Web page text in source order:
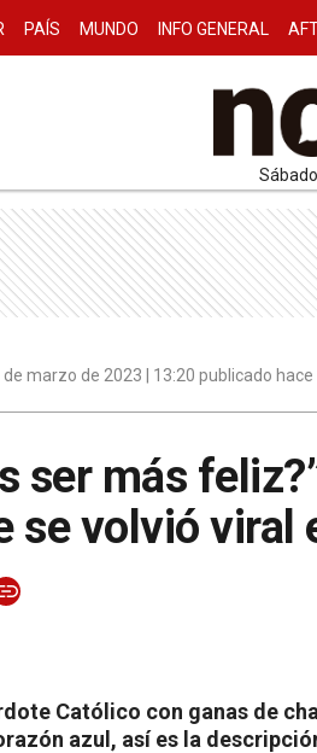
PAÍS MUNDO INFO GENERAL
de marzo de 2023 | 13:20 publicado hace
ser más
se volvió viral
Católico con ganas de
azul, así es la